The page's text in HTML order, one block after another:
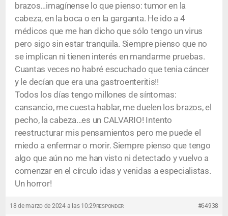
brazos…imagínense lo que pienso: tumor en la
cabeza, en la boca o en la garganta. He ido a 4
médicos que me han dicho que sólo tengo un virus
pero sigo sin estar tranquila. Siempre pienso que no
se implican ni tienen interés en mandarme pruebas.
Cuantas veces no habré escuchado que tenia cáncer
y le decían que era una gastroenteritis!!
Todos los días tengo millones de síntomas:
cansancio, me cuesta hablar, me duelen los brazos, el
pecho, la cabeza…es un CALVARIO! Intento
reestructurar mis pensamientos pero me puede el
miedo a enfermar o morir. Siempre pienso que tengo
algo que aún no me han visto ni detectado y vuelvo a
comenzar en el círculo idas y venidas a especialistas.
Un horror!
18 de marzo de 2024 a las 10:29 #64938
RESPONDER